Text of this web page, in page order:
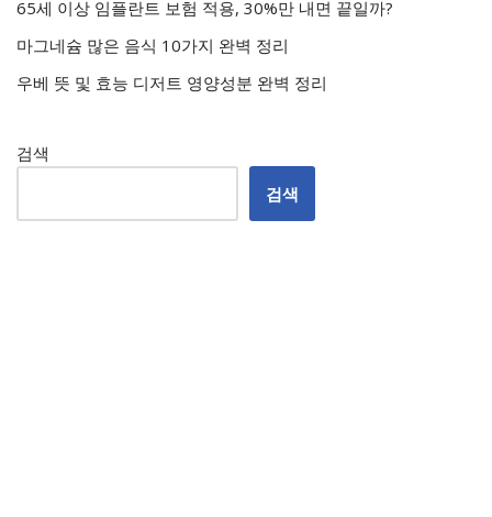
65세 이상 임플란트 보험 적용, 30%만 내면 끝일까?
마그네슘 많은 음식 10가지 완벽 정리
우베 뜻 및 효능 디저트 영양성분 완벽 정리
검색
검색